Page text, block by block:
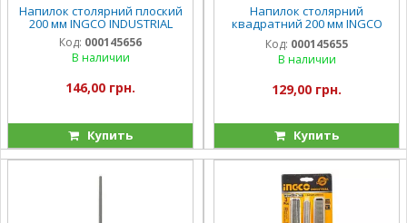
Напилок столярний плоский
200 мм INGCO INDUSTRIAL
Код: 000145656
В наличии
146,00 грн.
Купить
Напилок столярний
квадратний 200 мм INGCO
INDUSTRIAL
Код: 000145655
В наличии
129,00 грн.
Купить